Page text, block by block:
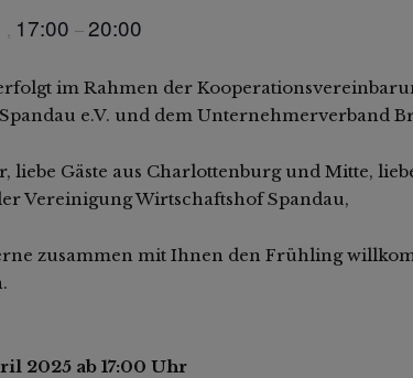
17:00 – 20:00
im Rahmen der
e.V. und dem Unternehmerverband
liebe Gäste aus Charlottenburg und Mitte,
Vereinigung Wirtschaftshof Spandau,
zusammen mit Ihnen den Frühling
2025 ab 17:00 Uhr